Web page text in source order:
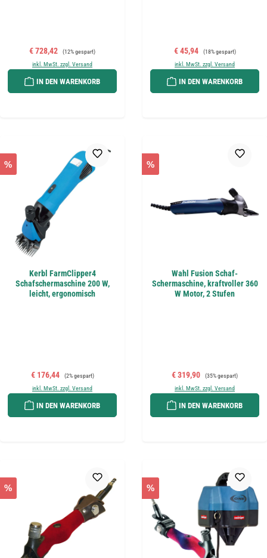
Verkaufspreis:
€ 728,42 Regulärer Preis:
(12% gespart)
inkl. MwSt. zzgl. Versand
IN DEN WARENKORB
Verkaufspreis:
€ 45,94 Regulärer Preis:
(18% gespart)
inkl. MwSt. zzgl. Versand
IN DEN WARENKORB
%
Kerbl FarmClipper4
Schafschermaschine 200 W,
leicht, ergonomisch
Verkaufspreis:
€ 176,44 Regulärer Preis:
(2% gespart)
inkl. MwSt. zzgl. Versand
IN DEN WARENKORB
%
Wahl Fusion Schaf-
Schermaschine, kraftvoller 360
W Motor, 2 Stufen
Verkaufspreis:
€ 319,90 Regulärer Preis:
(35% gespart)
inkl. MwSt. zzgl. Versand
IN DEN WARENKORB
% %